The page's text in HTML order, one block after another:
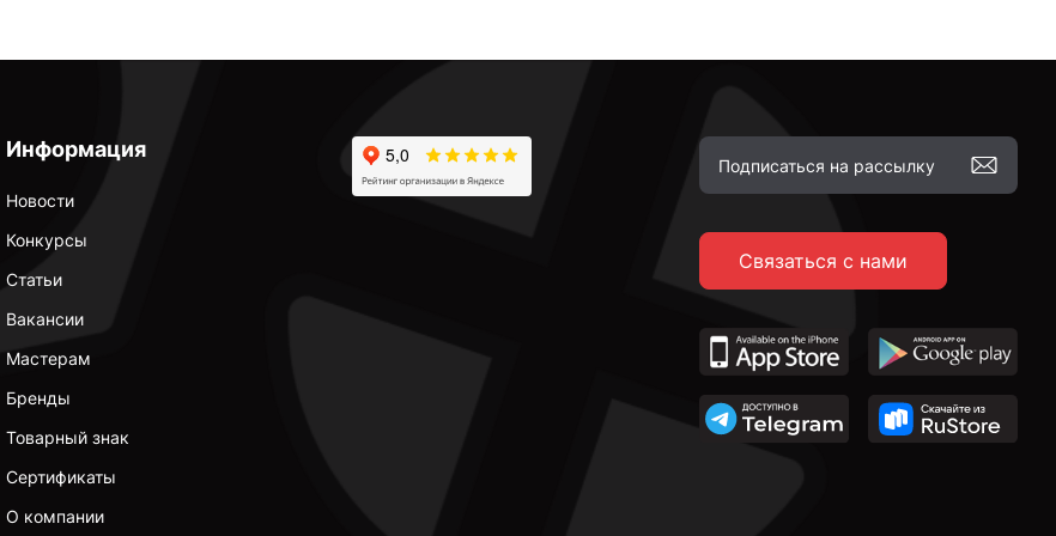
Информация
Новости
Конкурсы
Статьи
Вакансии
Мастерам
Бренды
Товарный знак
Сертификаты
О компании
Связаться с нами